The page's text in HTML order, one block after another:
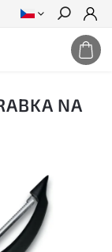
Hledat
NA